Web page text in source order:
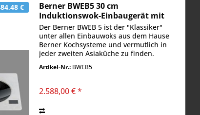
€
Berner BWEB5 30 cm
Induktionswok-Einbaugerät mit
5000 Watt für Gastronomieküchen
Der Berner BWEB 5 ist der "Klassiker"
unter allen Einbauwoks aus dem Hause
Berner Kochsysteme und vermutlich in
jeder zweiten Asiaküche zu finden.
heute noch mit Gasgeräten bis 30 kW
Artikel-Nr.:BWEB5
2.588,00 € *